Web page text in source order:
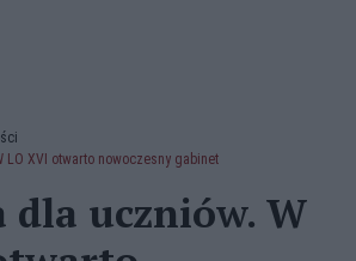
LO XVI otwarto nowoczesny gabinet
dla uczniów. W